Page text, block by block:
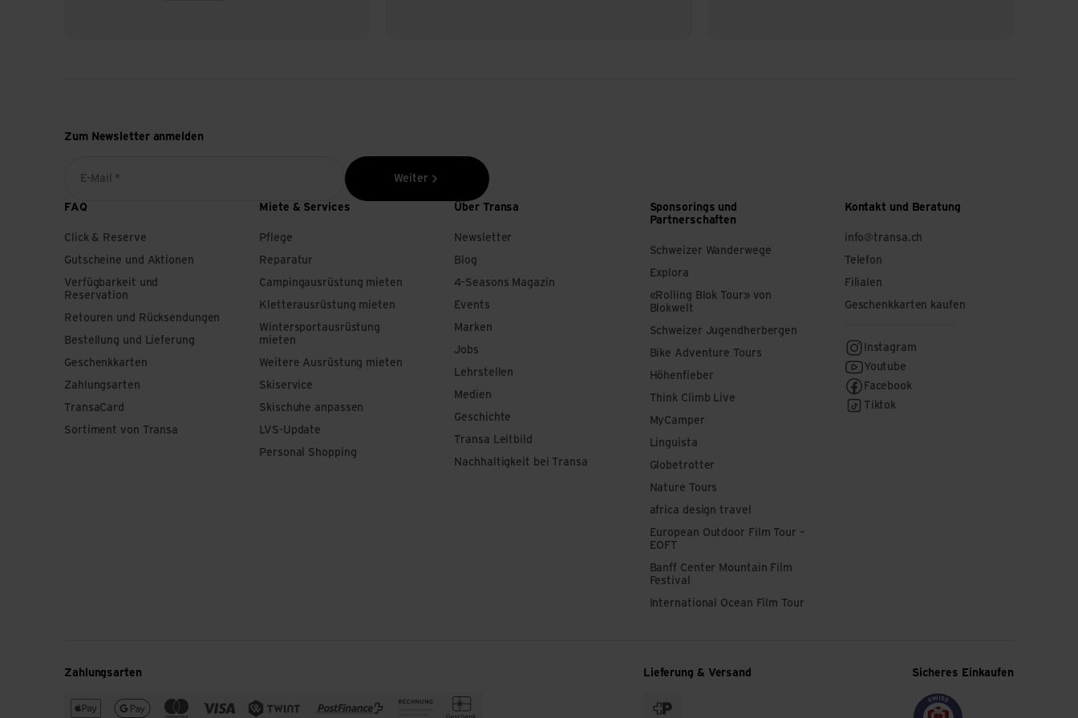
Zum Newsletter anmelden
E-Mail * Weiter
FAQ
Click & Reserve
Gutscheine und Aktionen
Verfügbarkeit und
Reservation
Retouren und Rücksendungen
Bestellung und Lieferung
Geschenkkarten
Zahlungsarten
TransaCard
Sortiment von Transa
Miete & Services
Pflege
Reparatur
Campingausrüstung mieten
Kletterausrüstung mieten
Wintersportausrüstung
mieten
Weitere Ausrüstung mieten
Skiservice
Skischuhe anpassen
LVS-Update
Personal Shopping
Über Transa
Newsletter
Blog
4-Seasons Magazin
Events
Marken
Jobs
Lehrstellen
Medien
Geschichte
Transa Leitbild
Nachhaltigkeit bei Transa
Sponsorings und
Partnerschaften
Schweizer Wanderwege
Explora
«Rolling Blok Tour» von
Blokwelt
Schweizer Jugendherbergen
Bike Adventure Tours
Höhenfieber
Think Climb Live
MyCamper
Linguista
Globetrotter
Nature Tours
africa design travel
European Outdoor Film Tour –
EOFT
Banff Center Mountain Film
Festival
International Ocean Film Tour
Kontakt und Beratung
info@transa.ch
Telefon
Filialen
Geschenkkarten kaufen
Instagram
Youtube
Facebook
Tiktok
Zahlungsarten Lieferung & Versand Sicheres Einkaufen